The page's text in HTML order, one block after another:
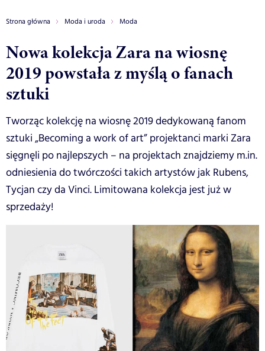
Strona główna Moda i uroda Moda
Nowa kolekcja Zara na wiosnę
2019 powstała z myślą o fanach
sztuki
Tworząc kolekcję na wiosnę 2019 dedykowaną fanom
sztuki „Becoming a work of art” projektanci marki Zara
sięgnęli po najlepszych – na projektach znajdziemy m.in.
odniesienia do twórczości takich artystów jak Rubens,
Tycjan czy da Vinci. Limitowana kolekcja jest już w
sprzedaży!